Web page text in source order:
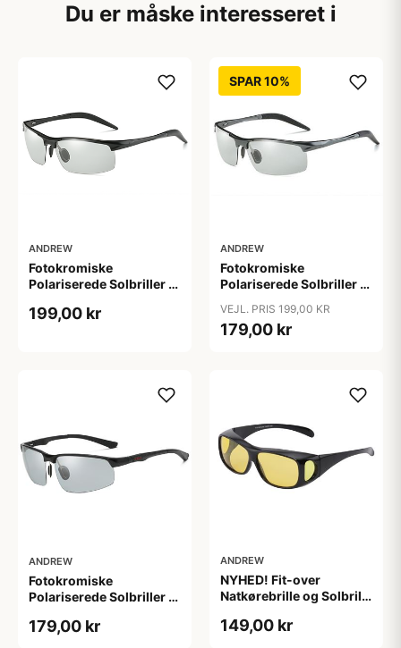
Du er måske interesseret i
ANDREW
Fotokromiske
Polariserede Solbriller i
199,00 kr
SPAR 10%
ANDREW
Fotokromiske
Polariserede Solbriller i
VEJL. PRIS 199,00 KR
179,00 kr
ANDREW
Fotokromiske
Polariserede Solbriller i
179,00 kr
ANDREW
NYHED! Fit-over
Natkørebrille og Solbrille
solen (Fotokromiske
149,00 kr